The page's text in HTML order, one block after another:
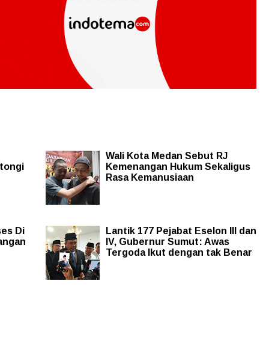
Wali Kota Medan Sebut RJ
Kemenangan Hukum Sekaligus
Rasa Kemanusiaan
Di
Lantik 177 Pejabat Eselon III dan
IV, Gubernur Sumut: Awas
Tergoda Ikut dengan tak Benar